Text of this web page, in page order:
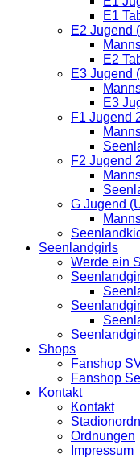
E1
E2 Jugend
E2
E3 Jugend
E3
F1 Jugend
F2 Jugend
G Jugend
Seenlandgirls
Werde ein
Shops
Fanshop
Fanshop
Kontakt
Kontakt
Ordnungen
Impressum